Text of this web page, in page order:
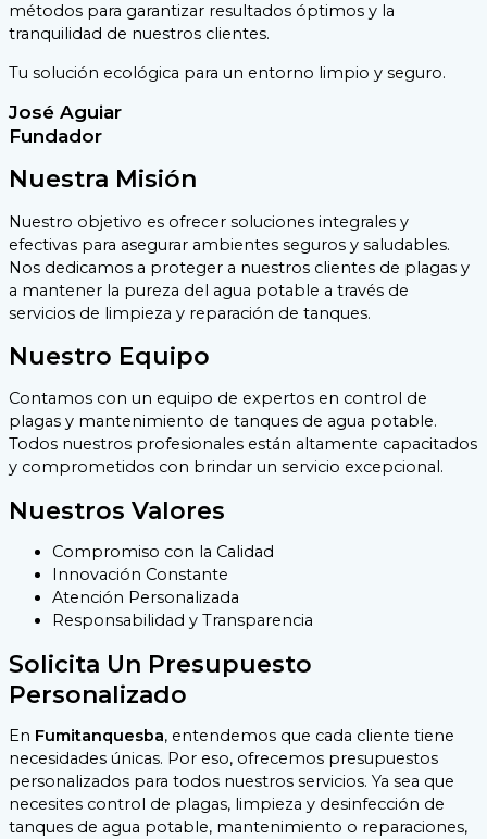
métodos para garantizar resultados óptimos y la
tranquilidad de nuestros clientes.
Tu solución ecológica para un entorno limpio y seguro.
José Aguiar
Fundador
Nuestra Misión
Nuestro objetivo es ofrecer soluciones integrales y
efectivas para asegurar ambientes seguros y saludables.
Nos dedicamos a proteger a nuestros clientes de plagas y
a mantener la pureza del agua potable a través de
servicios de limpieza y reparación de tanques.
Nuestro Equipo
Contamos con un equipo de expertos en control de
plagas y mantenimiento de tanques de agua potable.
Todos nuestros profesionales están altamente capacitados
y comprometidos con brindar un servicio excepcional.
Nuestros Valores
Compromiso con la Calidad
Innovación Constante
Atención Personalizada
Responsabilidad y Transparencia
Solicita Un Presupuesto
Personalizado
En Fumitanquesba, entendemos que cada cliente tiene
necesidades únicas. Por eso, ofrecemos presupuestos
personalizados para todos nuestros servicios. Ya sea que
necesites control de plagas, limpieza y desinfección de
tanques de agua potable, mantenimiento o reparaciones,